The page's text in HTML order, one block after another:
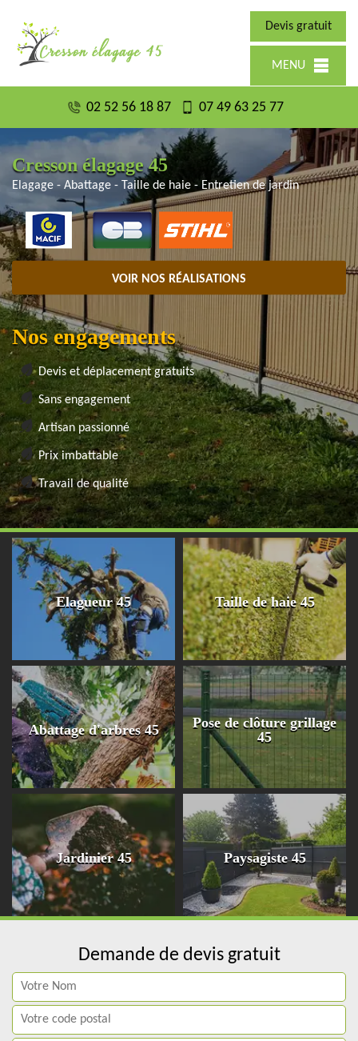
Devis gratuit
MENU
02 52 56 18 87 07 49 63 25 77
Cresson élagage 45
Elagage - Abattage - Taille de haie - Entretien de jardin
VOIR NOS RÉALISATIONS
Nos engagements
Devis et déplacement gratuits
Sans engagement
Artisan passionné
Prix imbattable
Travail de qualité
Elagueur 45 Taille de haie 45
Abattage d'arbres 45
Pose de clôture grillage
45
Jardinier 45 Paysagiste 45
Demande de devis gratuit